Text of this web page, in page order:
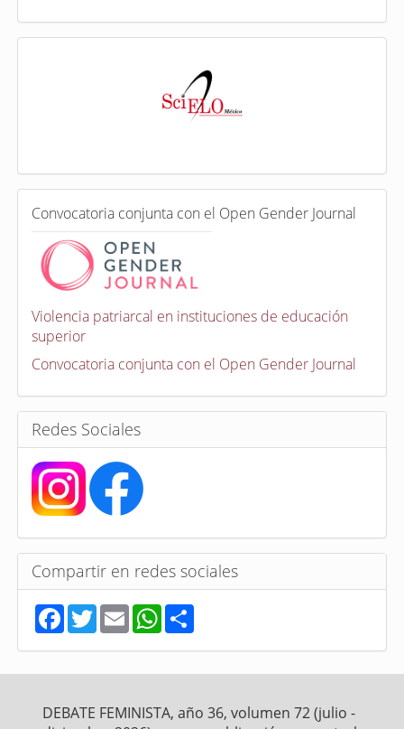
a
e
n
C
o
o
a
t
o
r
a
s
Convocatoria conjunta con el Open Gender Journal
Violencia patriarcal en instituciones de educación
superior
Convocatoria conjunta con el Open Gender Journal
Redes Sociales
Compartir en redes sociales
F
a
e
b
k
T
w
t
t
E
m
i
l
W
h
t
s
p
S
h
r
e
DEBATE FEMINISTA, año 36, volumen 72 (julio -